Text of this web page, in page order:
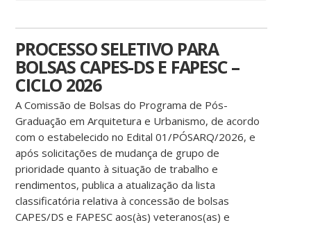
PROCESSO SELETIVO PARA
BOLSAS CAPES-DS E FAPESC –
CICLO 2026
A Comissão de Bolsas do Programa de Pós-
Graduação em Arquitetura e Urbanismo, de acordo
com o estabelecido no Edital 01/PÓSARQ/2026, e
após solicitações de mudança de grupo de
prioridade quanto à situação de trabalho e
rendimentos, publica a atualização da lista
classificatória relativa à concessão de bolsas
CAPES/DS e FAPESC aos(às) veteranos(as) e